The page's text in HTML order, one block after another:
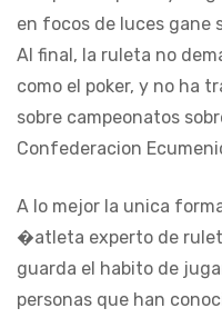
en focos de luces gane
Al final, la ruleta no
como el poker, y no ha
sobre campeonatos
Confederacion
A lo mejor la unica
�atleta experto de
guarda el habito de
personas que han